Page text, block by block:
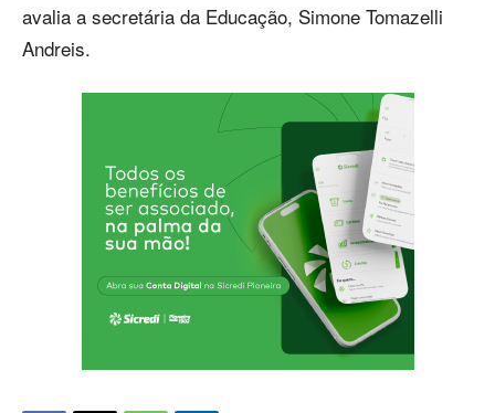
avalia a secretária da Educação, Simone Tomazelli
Andreis.